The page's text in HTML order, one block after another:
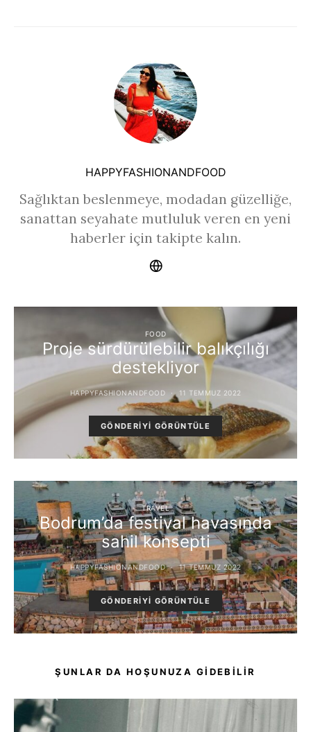
HAPPYFASHIONANDFOOD
Sağlıktan beslenmeye, modadan güzelliğe,
sanattan seyahate mutluluk veren en yeni
haberler için takipte kalın.
FOOD
Proje sürdürülebilir balıkçılığı
destekliyor
HAPPYFASHIONANDFOOD 11 TEMMUZ 2022
GÖNDERIYI GÖRÜNTÜLE
TRAVEL
Bodrum’da festival havasında
sahil konsepti
HAPPYFASHIONANDFOOD 11 TEMMUZ 2022
GÖNDERIYI GÖRÜNTÜLE
ŞUNLAR DA HOŞUNUZA GIDEBILIR